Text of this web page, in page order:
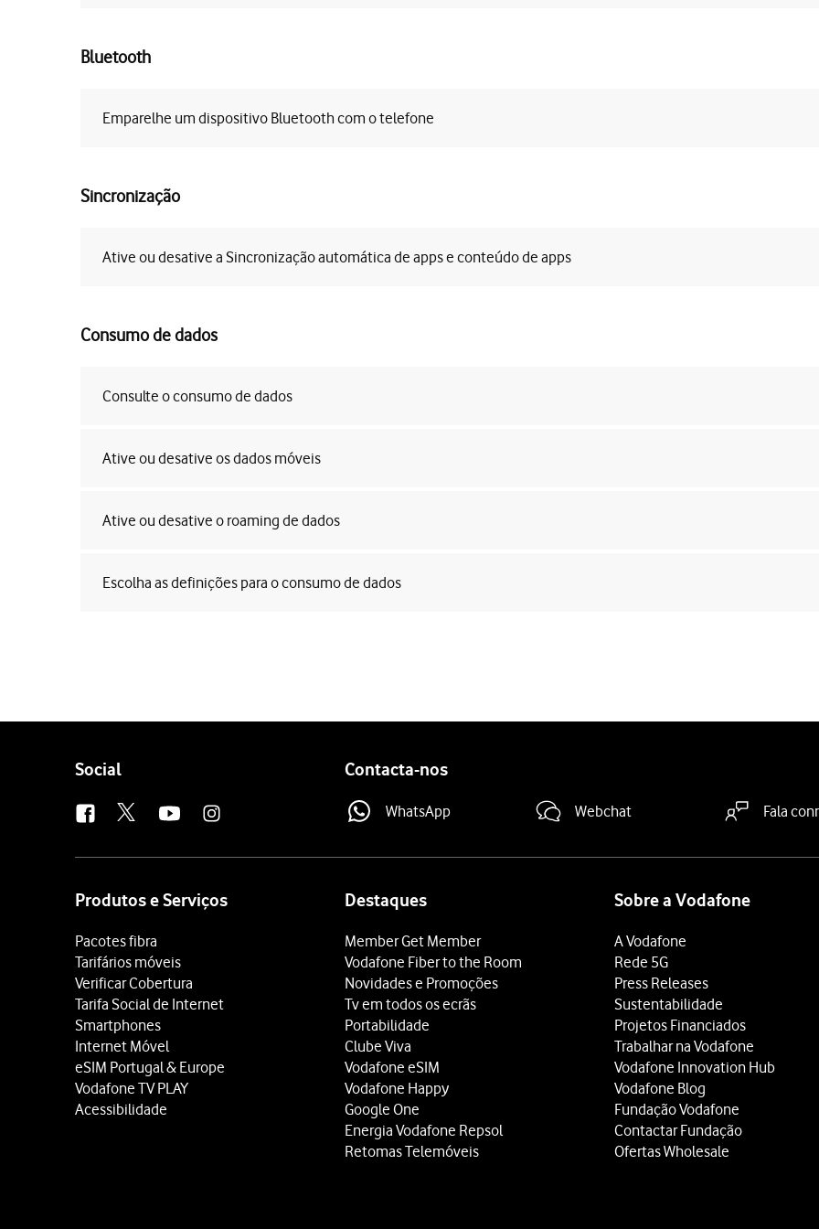
Bluetooth
Emparelhe um dispositivo Bluetooth com o telefone
Sincronização
Ative ou desative a Sincronização automática de apps e conteúdo de apps
Consumo de dados
Consulte o consumo de dados
Ative ou desative os dados móveis
Ative ou desative o roaming de dados
Escolha as definições para o consumo de dados
Follow
Social Contacta-nos
WhatsApp Webchat Fala
Produtos e Serviços
Pacotes fibra
Tarifários móveis
Verificar Cobertura
Tarifa Social de Internet
Smartphones
Internet Móvel
eSIM Portugal & Europe
Vodafone TV PLAY
Acessibilidade
Destaques
Member Get Member
Vodafone Fiber to the Room
Novidades e Promoções
Tv em todos os ecrãs
Portabilidade
Clube Viva
Vodafone eSIM
Vodafone Happy
Google One
Energia Vodafone Repsol
Retomas Telemóveis
Sobre a Vodafone
A Vodafone
Rede 5G
Press Releases
Sustentabilidade
Projetos Financiados
Trabalhar na Vodafone
Vodafone Innovation Hub
Vodafone Blog
Fundação Vodafone
Contactar Fundação
Ofertas Wholesale